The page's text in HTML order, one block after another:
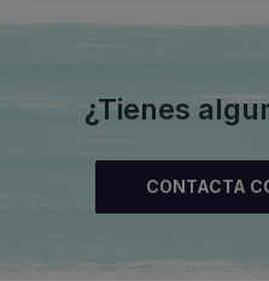
¿Tienes
CONTACTA